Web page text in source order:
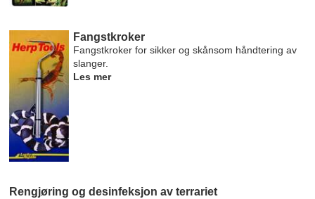
Fangstkroker
Fangstkroker for sikker og skånsom håndtering av
slanger.
Les mer
Rengjøring og desinfeksjon av terrariet